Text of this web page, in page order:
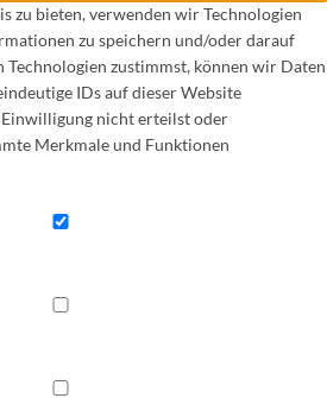
zu bieten, verwenden wir Technologien
zu speichern und/oder darauf
Technologien zustimmst, können wir Daten
IDs auf dieser Website
nicht erteilst oder
Merkmale und Funktionen